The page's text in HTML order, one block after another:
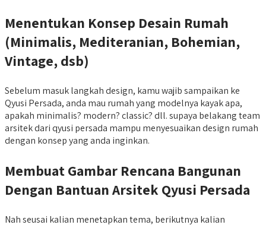
Menentukan Konsep Desain Rumah
(Minimalis, Mediteranian, Bohemian,
Vintage, dsb)
Sebelum masuk langkah design, kamu wajib sampaikan ke
Qyusi Persada, anda mau rumah yang modelnya kayak apa,
apakah minimalis? modern? classic? dll. supaya belakang team
arsitek dari qyusi persada mampu menyesuaikan design rumah
dengan konsep yang anda inginkan.
Membuat Gambar Rencana Bangunan
Dengan Bantuan Arsitek Qyusi Persada
Nah seusai kalian menetapkan tema, berikutnya kalian